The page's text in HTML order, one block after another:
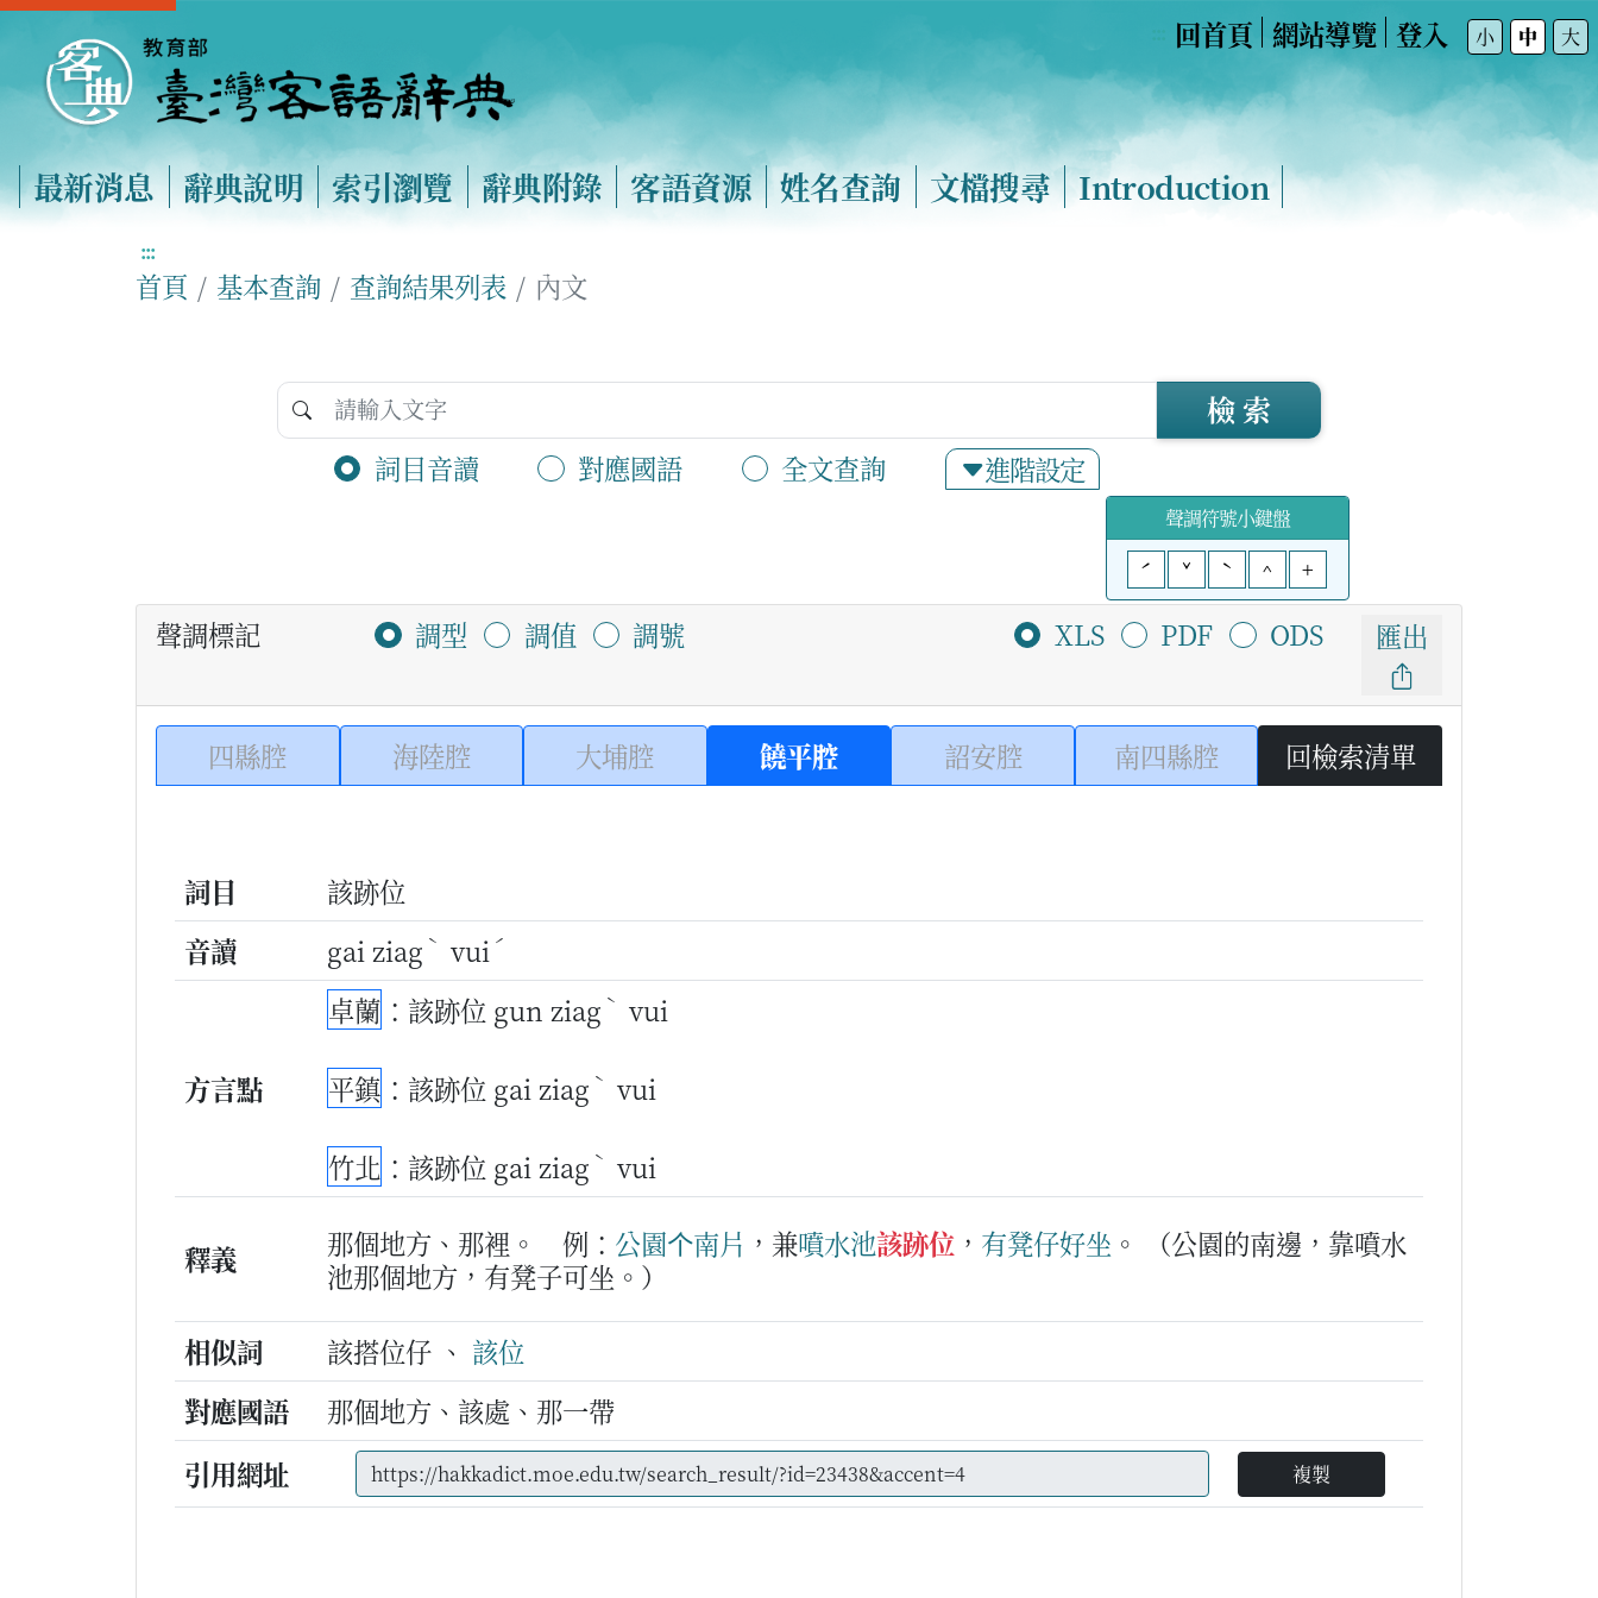
回首頁 網站導覽 登入 小 中 大
最新消息 辭典說明 索引瀏覽 辭典附錄 客語資源 姓名查詢 文檔搜尋 Introduction
:::
首頁 基本查詢 查詢結果列表 內文
詞目音讀 對應國語 全文查詢 進階設定
檢 索
聲調符號小鍵盤
ˊ
ˇ ˋ ^ +
聲調標記 調型 調值 調號 XLS PDF ODS 匯出
四縣腔 海陸腔 大埔腔 饒平腔 詔安腔 南四縣腔 回檢索清單
詞目
該跡位
音讀
gai ziag ˋ vui ˊ
方言點
卓蘭 ：該跡位 gun ziag ˋ vui
平鎮 ：該跡位 gai ziag ˋ vui
竹北 ：該跡位 gai ziag ˋ vui
釋義 那個地方、那裡。 例： 公園个南片 ，兼噴水池該跡位 ， 有凳仔好坐 。
（公園的南邊，靠噴水
池那個地方，有凳子可坐。）
相似詞
該搭位仔 、 該位
對應國語
那個地方、該處、那一帶
引用網址
複製